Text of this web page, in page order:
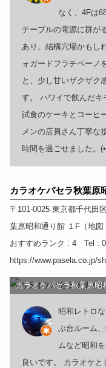
なく、4Fは
テーブルの電源に群が
あり、結構穴場かもし
ォガードフラチペーノ
と、少し甘いザクザク
す。 ハワイで飲んだキ
試食のケーキとコーヒ
メンの店員さん丁寧な
時間を過ごせました。
カラオケパセラ秋葉原
〒101-0025 東京都千代田
葉原昭和通り館 １F（地図
おすすめランク : 4 Tel :
https://www.pasela.co.jp/
カラオケパセラ秋葉原昭
昭和レトロ
ぶ台ルーム
ムなど昭和
良いです。 カラオケ